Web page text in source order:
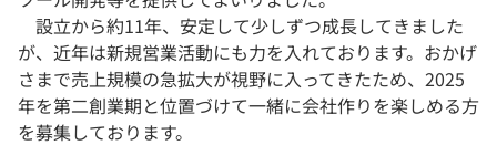
設立から約11年、安定して少しずつ成長してきました
が、近年は新規営業活動にも力を入れております。おかげ
さまで売上規模の急拡大が視野に入ってきたため、2025
年を第二創業期と位置づけて一緒に会社作りを楽しめる方
を募集しております。